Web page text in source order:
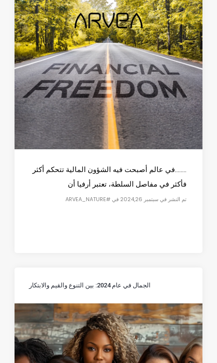
........في عالم أصبحت فيه الشؤون المالية تتحكم أكثر
فأكثر في مفاصل السلطة، تعتبر أرفيا أن
تم النشر في سبتمبر 2024,26 في #ARVEA_NATURE
الجمال في عام 2024: بين التنوع والقيم والابتكار